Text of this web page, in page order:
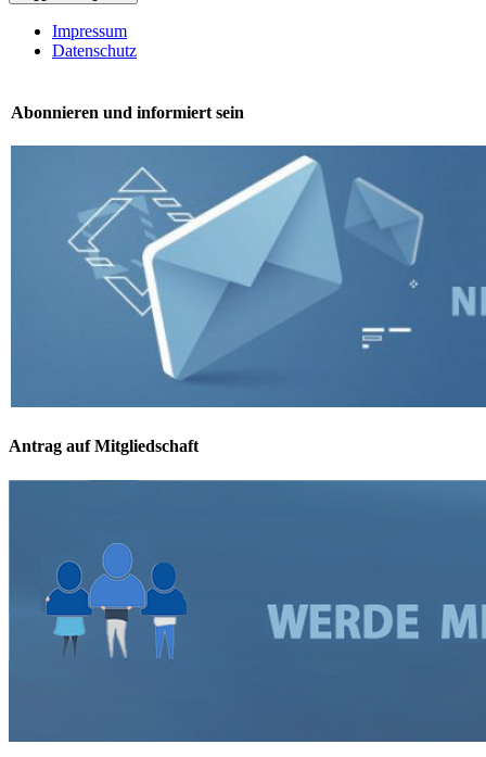
Impressum
Datenschutz
Abonnieren und informiert sein
Antrag auf Mitgliedschaft